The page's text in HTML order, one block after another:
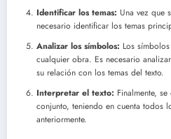
Identificar los temas: Una vez que
necesario identificar los temas
Analizar los símbolos: Los
cualquier obra. Es necesario
su relación con los temas del texto.
Interpretar el texto: Finalmente,
conjunto, teniendo en cuenta todos
anteriormente.